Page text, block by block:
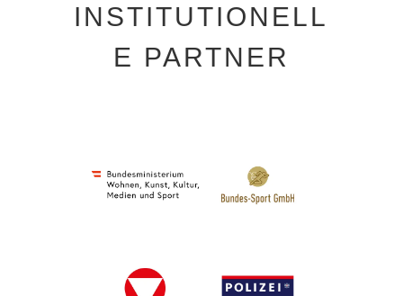
INSTITUTIONELL
E PARTNER